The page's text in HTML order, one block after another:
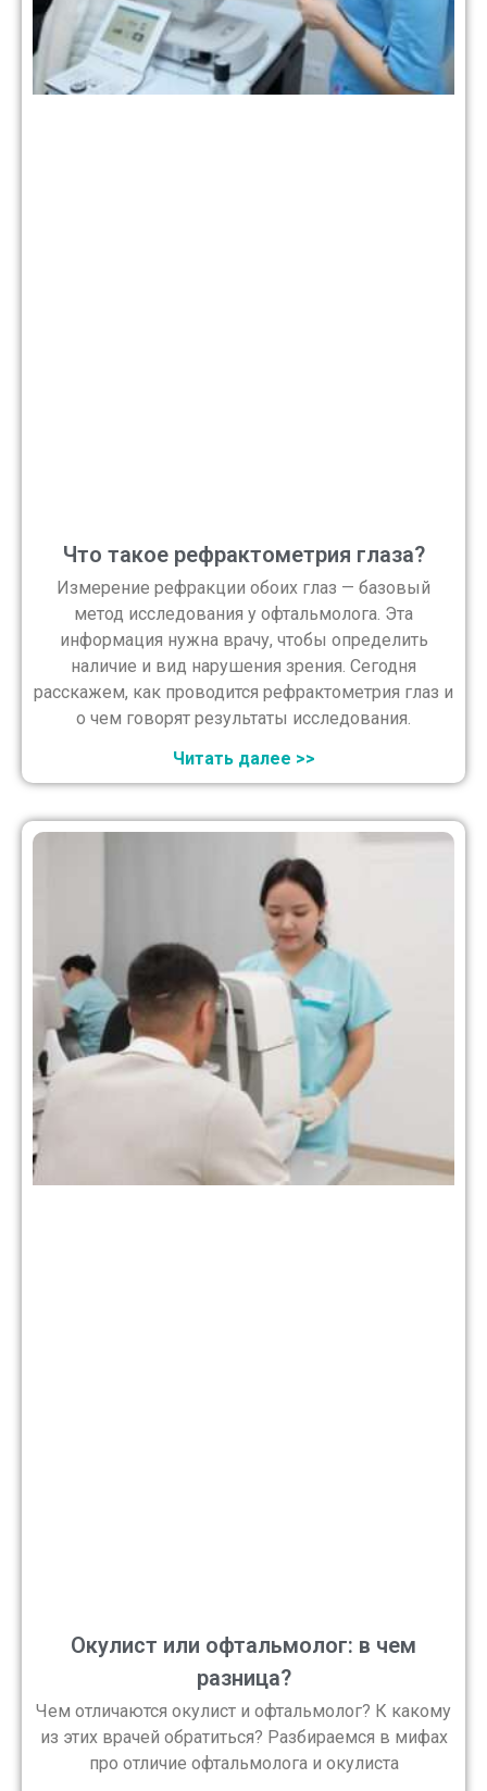
Что такое рефрактометрия глаза?
Измерение рефракции обоих глаз — базовый
метод исследования у офтальмолога. Эта
информация нужна врачу, чтобы определить
наличие и вид нарушения зрения. Сегодня
расскажем, как проводится рефрактометрия глаз и
о чем говорят результаты исследования.
Читать далее >>
Окулист или офтальмолог: в чем
разница?
Чем отличаются окулист и офтальмолог? К какому
из этих врачей обратиться? Разбираемся в мифах
про отличие офтальмолога и окулиста